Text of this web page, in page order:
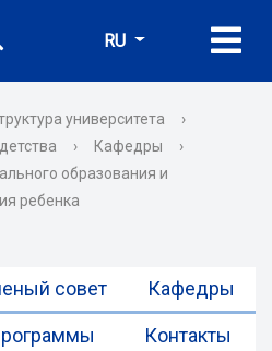
RU
университета
›
› Кафедры
›
образования и
ребенка
совет Кафедры
Контакты